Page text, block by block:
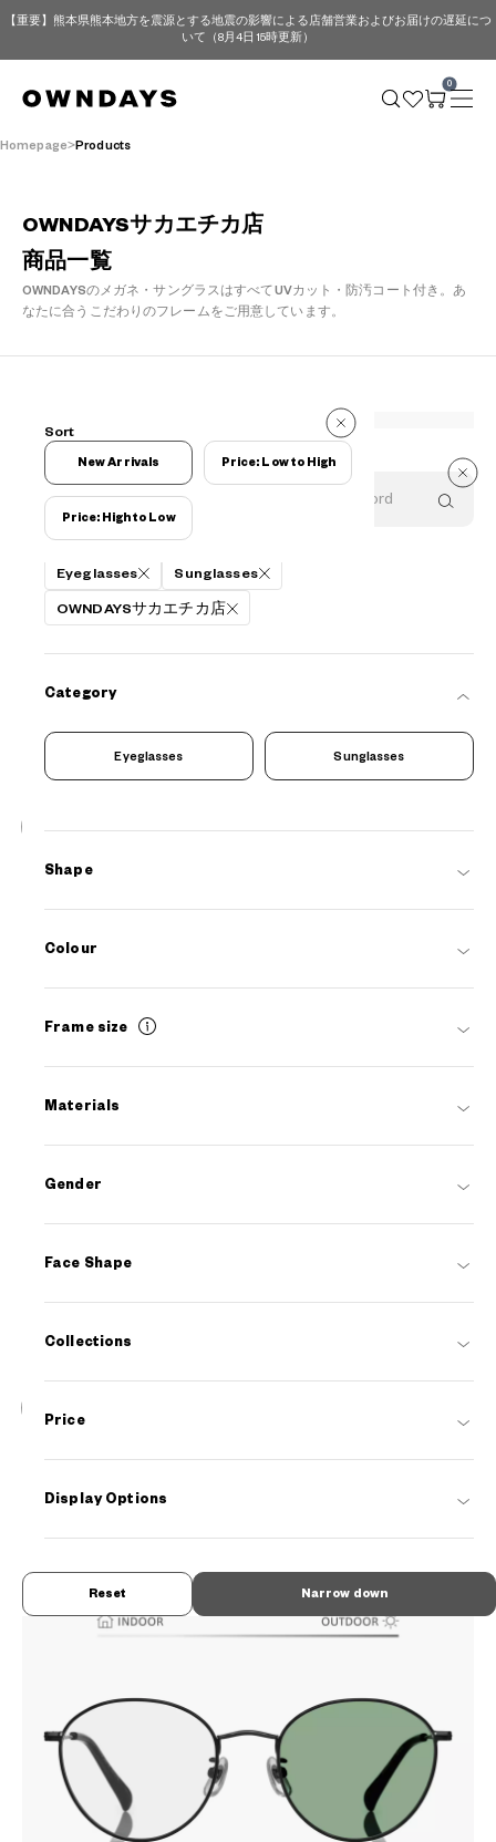
【重要】熊本県熊本地方を震源とする地震の影響による店舗営業およびお届けの遅延につ
いて（8月4日 15時更新）
0
Homepage Products
OWNDAYSサカエチカ店
商品一覧
OWNDAYSのメガネ・サングラスはすべてUVカット・防汚コート付き。 あ
なたに合うこだわりのフレームをご用意しています。
272 Reviews
Filters
Eyeglasses Sunglasses
OWNDAYSサカエチカ店
Category
Eyeglasses Sunglasses
Shape
Colour
Frame size
Materials
Gender
Face Shape
Collections
Price
Display Options
Narrow down
Reset
Sort
New Arrivals Price: Low to High
Price: High to Low
19
OWNDAYS | SUN
OWNDAYS | SUN
¥8,800 tax incl.